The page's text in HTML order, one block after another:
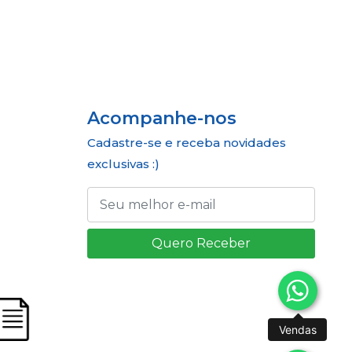
Acompanhe-nos
Cadastre-se e receba novidades
exclusivas :)
Quero Receber
Vendas